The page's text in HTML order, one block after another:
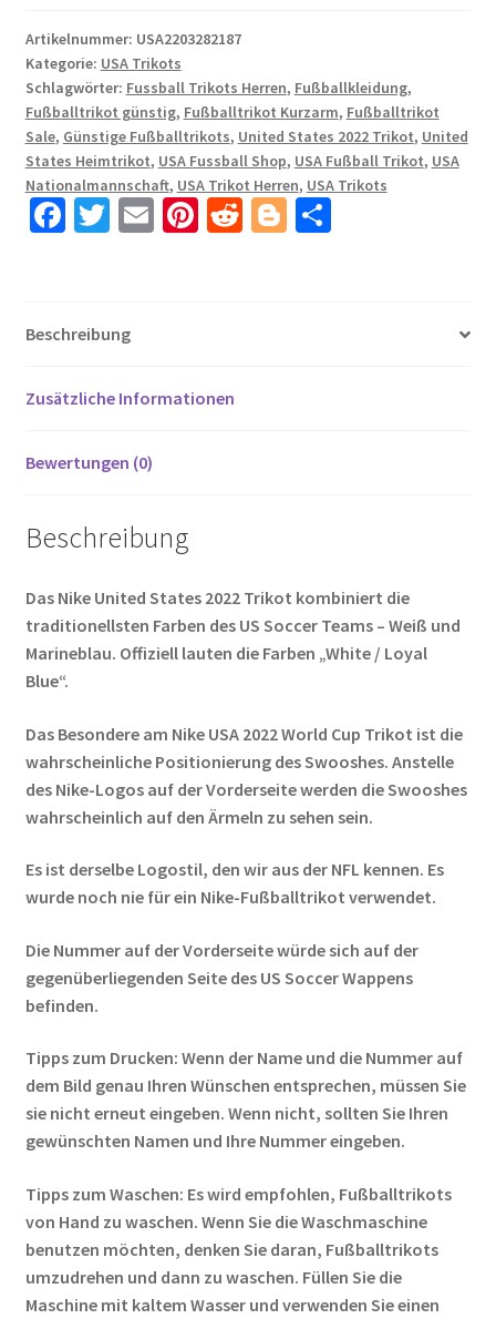
2022
Weiß
Schwarz
Trikotsatz
Fußballtrikots
Kaufen
HORAN
9
Artikelnummer: USA2203282187
Kategorie: USA Trikots
Schlagwörter: Fussball Trikots Herren, Fußballkleidung,
Fußballtrikot günstig, Fußballtrikot Kurzarm, Fußballtrikot
Sale, Günstige Fußballtrikots, United States 2022 Trikot, United
States Heimtrikot, USA Fussball Shop, USA Fußball Trikot, USA
Nationalmannschaft, USA Trikot Herren, USA Trikots
Fa
o
k
T
er
E Pi R Bl T
Beschreibung
Zusätzliche Informationen
Bewertungen (0)
Beschreibung
Das Nike United States 2022 Trikot kombiniert die
traditionellsten Farben des US Soccer Teams – Weiß und
Marineblau. Offiziell lauten die Farben „White / Loyal
Blue“.
Das Besondere am Nike USA 2022 World Cup Trikot ist die
wahrscheinliche Positionierung des Swooshes. Anstelle
des Nike-Logos auf der Vorderseite werden die Swooshes
wahrscheinlich auf den Ärmeln zu sehen sein.
Es ist derselbe Logostil, den wir aus der NFL kennen. Es
wurde noch nie für ein Nike-Fußballtrikot verwendet.
Die Nummer auf der Vorderseite würde sich auf der
gegenüberliegenden Seite des US Soccer Wappens
befinden.
Tipps zum Drucken: Wenn der Name und die Nummer auf
dem Bild genau Ihren Wünschen entsprechen, müssen Sie
sie nicht erneut eingeben. Wenn nicht, sollten Sie Ihren
gewünschten Namen und Ihre Nummer eingeben.
Tipps zum Waschen: Es wird empfohlen, Fußballtrikots
von Hand zu waschen. Wenn Sie die Waschmaschine
benutzen möchten, denken Sie daran, Fußballtrikots
umzudrehen und dann zu waschen. Füllen Sie die
Maschine mit kaltem Wasser und verwenden Sie einen